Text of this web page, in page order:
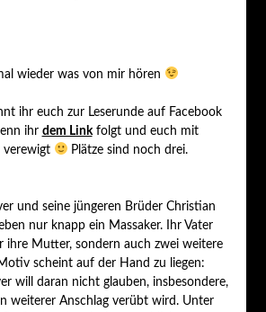
wieder was von mir hören
ihr euch zur Leserunde auf Facebook
ihr dem Linkfolgt und euch mit
verewigt
Plätze sind noch drei.
und seine jüngeren Brüder Christian
nur knapp ein Massaker. Ihr Vater
ihre Mutter, sondern auch zwei weitere
scheint auf der Hand zu liegen:
will daran nicht glauben, insbesondere,
weiterer Anschlag verübt wird. Unter